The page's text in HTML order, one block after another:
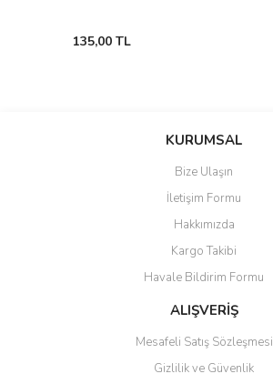
135,00 TL
KURUMSAL
Bize Ulaşın
İletişim Formu
Hakkımızda
Kargo Takibi
Havale Bildirim Formu
ALIŞVERİŞ
Mesafeli Satış Sözleşmesi
Gizlilik ve Güvenlik